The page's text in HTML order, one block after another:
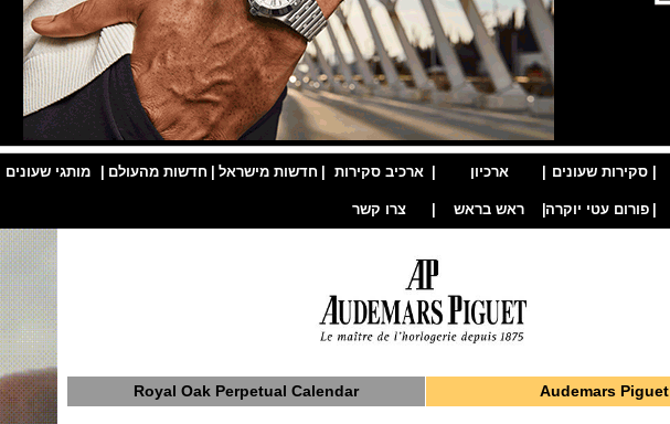
סקירות שעונים ארכיון ארכיב סקירות חדשות מישראל חדשות מהעולם מותגי שעונים
פורום עטי יוקרה ראש בראש צרו קשר
Audemars Piguet
Royal Oak Perpetual Calendar